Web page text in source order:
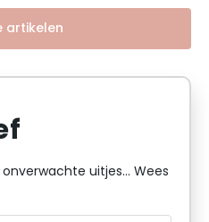
artikelen
uitjes... Wees